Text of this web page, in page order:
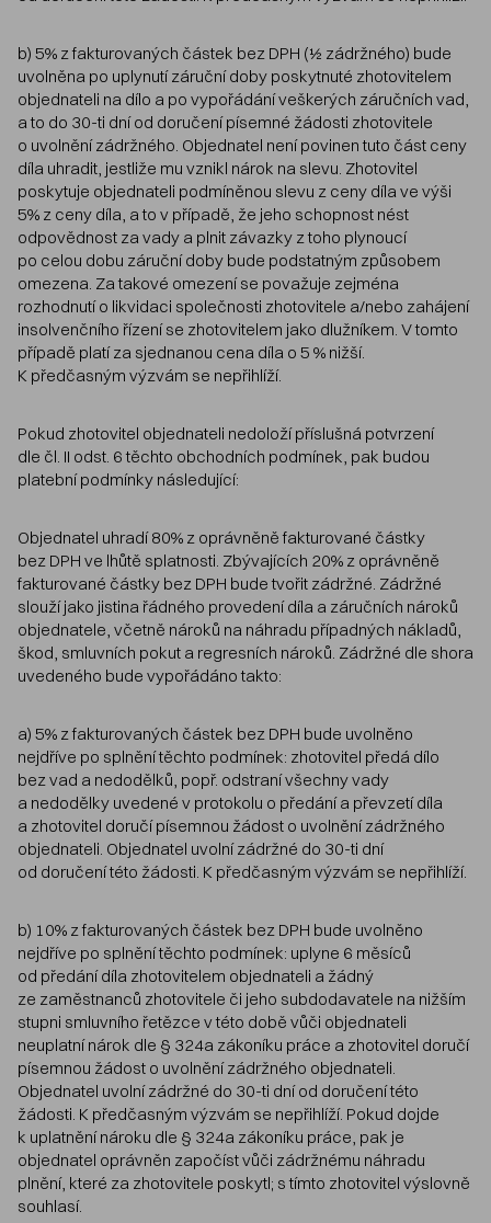
b) 5% z fakturovaných částek bez DPH (½ zádržného) bude
uvolněna po uplynutí záruční doby poskytnuté zhotovitelem
objednateli na dílo a po vypořádání veškerých záručních vad,
a to do 30-ti dní od doručení písemné žádosti zhotovitele
o uvolnění zádržného. Objednatel není povinen tuto část ceny
díla uhradit, jestliže mu vznikl nárok na slevu. Zhotovitel
poskytuje objednateli podmíněnou slevu z ceny díla ve výši
5% z ceny díla, a to v případě, že jeho schopnost nést
odpovědnost za vady a plnit závazky z toho plynoucí
po celou dobu záruční doby bude podstatným způsobem
omezena. Za takové omezení se považuje zejména
rozhodnutí o likvidaci společnosti zhotovitele a/nebo zahájení
insolvenčního řízení se zhotovitelem jako dlužníkem. V tomto
případě platí za sjednanou cena díla o 5 % nižší.
K předčasným výzvám se nepřihlíží.
Pokud zhotovitel objednateli nedoloží příslušná potvrzení
dle čl. II odst. 6 těchto obchodních podmínek, pak budou
platební podmínky následující:
Objednatel uhradí 80% z oprávněně fakturované částky
bez DPH ve lhůtě splatnosti. Zbývajících 20% z oprávněně
fakturované částky bez DPH bude tvořit zádržné. Zádržné
slouží jako jistina řádného provedení díla a záručních nároků
objednatele, včetně nároků na náhradu případných nákladů,
škod, smluvních pokut a regresních nároků. Zádržné dle shora
uvedeného bude vypořádáno takto:
a) 5% z fakturovaných částek bez DPH bude uvolněno
nejdříve po splnění těchto podmínek: zhotovitel předá dílo
bez vad a nedodělků, popř. odstraní všechny vady
a nedodělky uvedené v protokolu o předání a převzetí díla
a zhotovitel doručí písemnou žádost o uvolnění zádržného
objednateli. Objednatel uvolní zádržné do 30-ti dní
od doručení této žádosti. K předčasným výzvám se nepřihlíží.
b) 10% z fakturovaných částek bez DPH bude uvolněno
nejdříve po splnění těchto podmínek: uplyne 6 měsíců
od předání díla zhotovitelem objednateli a žádný
ze zaměstnanců zhotovitele či jeho subdodavatele na nižším
stupni smluvního řetězce v této době vůči objednateli
neuplatní nárok dle § 324a zákoníku práce a zhotovitel doručí
písemnou žádost o uvolnění zádržného objednateli.
Objednatel uvolní zádržné do 30-ti dní od doručení této
žádosti. K předčasným výzvám se nepřihlíží. Pokud dojde
k uplatnění nároku dle § 324a zákoníku práce, pak je
objednatel oprávněn započíst vůči zádržnému náhradu
plnění, které za zhotovitele poskytl; s tímto zhotovitel výslovně
souhlasí.